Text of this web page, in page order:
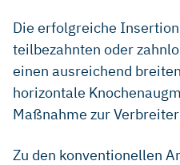
Die erfolgreiche
teilbezahnten oder
einen ausreichend
horizontale
Maßnahme zur
Zu den konventionellen